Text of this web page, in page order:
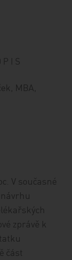
I S
MBA,
V současné
zprávě k
část